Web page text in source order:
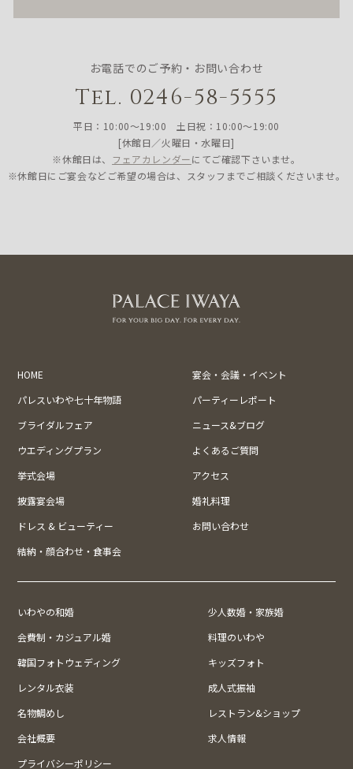
お電話でのご予約・お問い合わせ
Tel. 0246-58-5555
平日：10:00〜19:00 土日祝：10:00〜19:00
[休館日／火曜日・水曜日]
※休館日は、 フェアカレンダーにてご確認下さいませ。
※休館日にご宴会などご希望の場合は、スタッフまでご相談くださいませ。
HOME
宴会・会議・イベント
パレスいわや七十年物語
パーティーレポート
ブライダルフェア
ニュース&ブログ
ウエディングプラン
よくあるご質問
挙式会場
アクセス
披露宴会場
婚礼料理
ドレス & ビューティー
お問い合わせ
結納・顔合わせ・食事会
いわやの和婚
少人数婚・家族婚
会費制・カジュアル婚
料理のいわや
韓国フォトウェディング
キッズフォト
レンタル衣装
成人式振袖
名物鯛めし
レストラン&ショップ
会社概要
求人情報
プライバシーポリシー